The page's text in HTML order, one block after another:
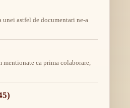
astfel de documentari ne-a
ca prima colaborare,